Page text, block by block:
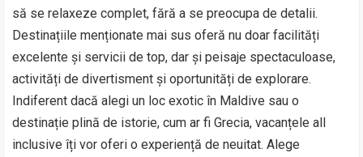
să se relaxeze complet, fără a se preocupa de detalii.
Destinațiile menționate mai sus oferă nu doar facilități
excelente și servicii de top, dar și peisaje spectaculoase,
activități de divertisment și oportunități de explorare.
Indiferent dacă alegi un loc exotic în Maldive sau o
destinație plină de istorie, cum ar fi Grecia, vacanțele all
inclusive îți vor oferi o experiență de neuitat. Alege